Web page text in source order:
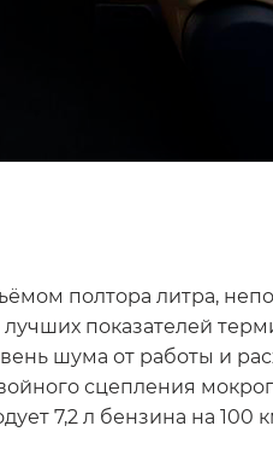
полтора литра,
показателей
шума от работы и
сцепления
7,2 л бензина на 100